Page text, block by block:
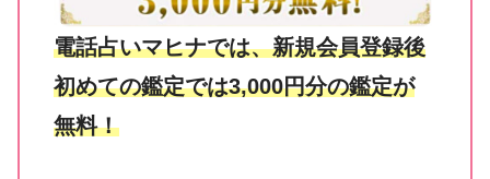
電話占いマヒナでは、新規会員登録後
初めての鑑定では3,000円分の鑑定が
無料！